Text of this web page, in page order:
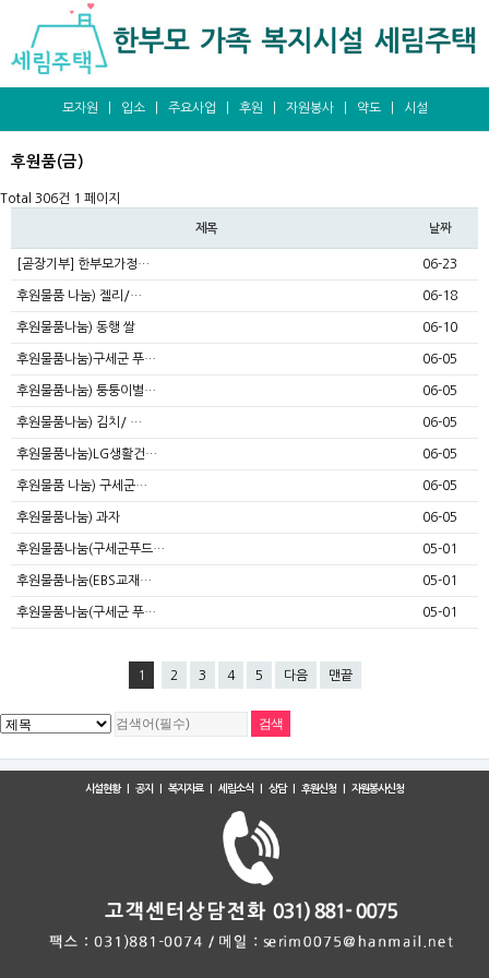
모자원 입소| 주요사업 후원 자원봉사| 약도| 시설
후원품(금)
Total 306건 1 페이지
제목 날짜
[곧장기부] 한부모가정… 06-23
후원물품 나눔) 젤리/… 06-18
후원물품나눔) 동행 쌀 06-10
후원물품나눔)구세군 푸… 06-05
후원물품나눔) 퉁퉁이별… 06-05
후원물품나눔) 김치/ … 06-05
후원물품나눔)LG생활건… 06-05
후원물품 나눔) 구세군… 06-05
후원물품나눔) 과자 06-05
후원물품나눔(구세군푸드… 05-01
후원물품나눔(EBS교재… 05-01
후원물품나눔(구세군 푸… 05-01
1 2 3 4 5 다음 맨끝
시설현황| 공지 복지자료| 세림소식 |상담|후원신청 |자원봉사신청